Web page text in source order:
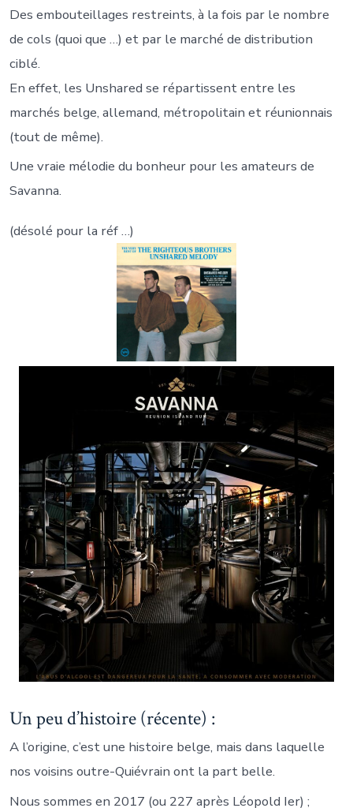
Des embouteillages restreints, à la fois par le nombre
de cols (quoi que …) et par le marché de distribution
ciblé.
En effet, les Unshared se répartissent entre les
marchés belge, allemand, métropolitain et réunionnais
(tout de même).
Une vraie mélodie du bonheur pour les amateurs de
Savanna.
(désolé pour la réf …)
Un peu d’histoire (récente) :
A l’origine, c’est une histoire belge, mais dans laquelle
nos voisins outre-Quiévrain ont la part belle.
Nous sommes en 2017 (ou 227 après Léopold Ier) ;